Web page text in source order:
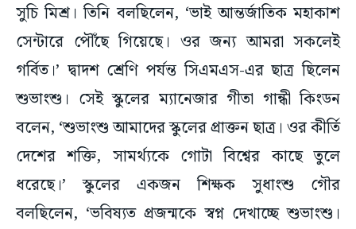
সুচি মিশ্র। তিনি বলছিলেন, ‘ভাই আন্তর্জাতিক মহাকাশ
সেন্টারে পৌঁছে গিয়েছে। ওর জন্য আমরা সকলেই
গর্বিত।’ দ্বাদশ শ্রেণি পর্যন্ত সিএমএস-এর ছাত্র ছিলেন
শুভাংশু। সেই স্কুলের ম্যানেজার গীতা গান্ধী কিংডন
বলেন, ‘শুভাংশু আমাদের স্কুলের প্রাক্তন ছাত্র। ওর কীর্তি
দেশের শক্তি, সামর্থ্যকে গোটা বিশ্বের কাছে তুলে
ধরেছে।’ স্কুলের একজন শিক্ষক সুধাংশু গৌর
বলছিলেন, ‘ভবিষ্যত প্রজন্মকে স্বপ্ন দেখাচ্ছে শুভাংশু।